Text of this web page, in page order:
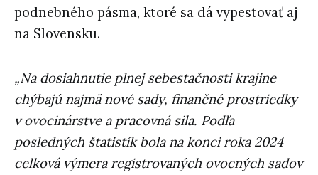
podnebného pásma, ktoré sa dá vypestovať aj
na Slovensku.
„Na dosiahnutie plnej sebestačnosti krajine
chýbajú najmä nové sady, finančné prostriedky
v ovocinárstve a pracovná sila. Podľa
posledných štatistík bola na konci roka 2024
celková výmera registrovaných ovocných sadov